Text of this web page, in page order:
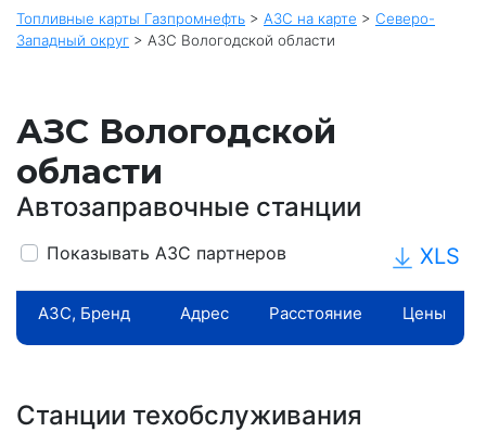
Топливные карты Газпромнефть > АЗС на карте > Северо-
Западный округ > АЗС Вологодской области
АЗС Вологодской
области
Автозаправочные станции
Показывать АЗС партнеров XLS
АЗС, Бренд Адрес Расстояние Цены
Станции техобслуживания